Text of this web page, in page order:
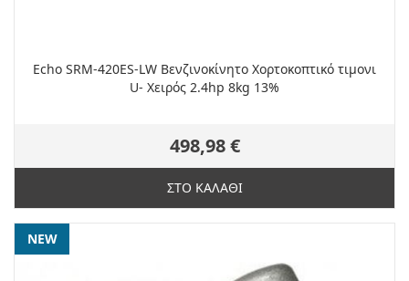
Echo SRM-420ES-LW Βενζινοκίνητο Χορτοκοπτικό τιμονι
U- Χειρός 2.4hp 8kg 13%
498,98 €
ΣΤΟ ΚΑΛΑΘΙ
NEW